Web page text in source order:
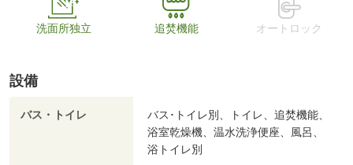
洗面所独立 追焚機能 オートロック
設備
バス・トイレ
バス･トイレ別、トイレ、追焚機能、
浴室乾燥機、温水洗浄便座、風呂、
浴トイレ別